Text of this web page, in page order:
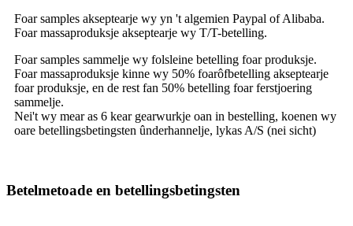
Foar samples akseptearje wy yn 't algemien Paypal of Alibaba.
Foar massaproduksje akseptearje wy T/T-betelling.
Foar samples sammelje wy folsleine betelling foar produksje.
Foar massaproduksje kinne wy ​​50% foarôfbetelling akseptearje
foar produksje, en de rest fan 50% betelling foar ferstjoering
sammelje.
Nei't wy mear as 6 kear gearwurkje oan in bestelling, koenen wy
oare betellingsbetingsten ûnderhannelje, lykas A/S (nei sicht)
Betelmetoade en betellingsbetingsten